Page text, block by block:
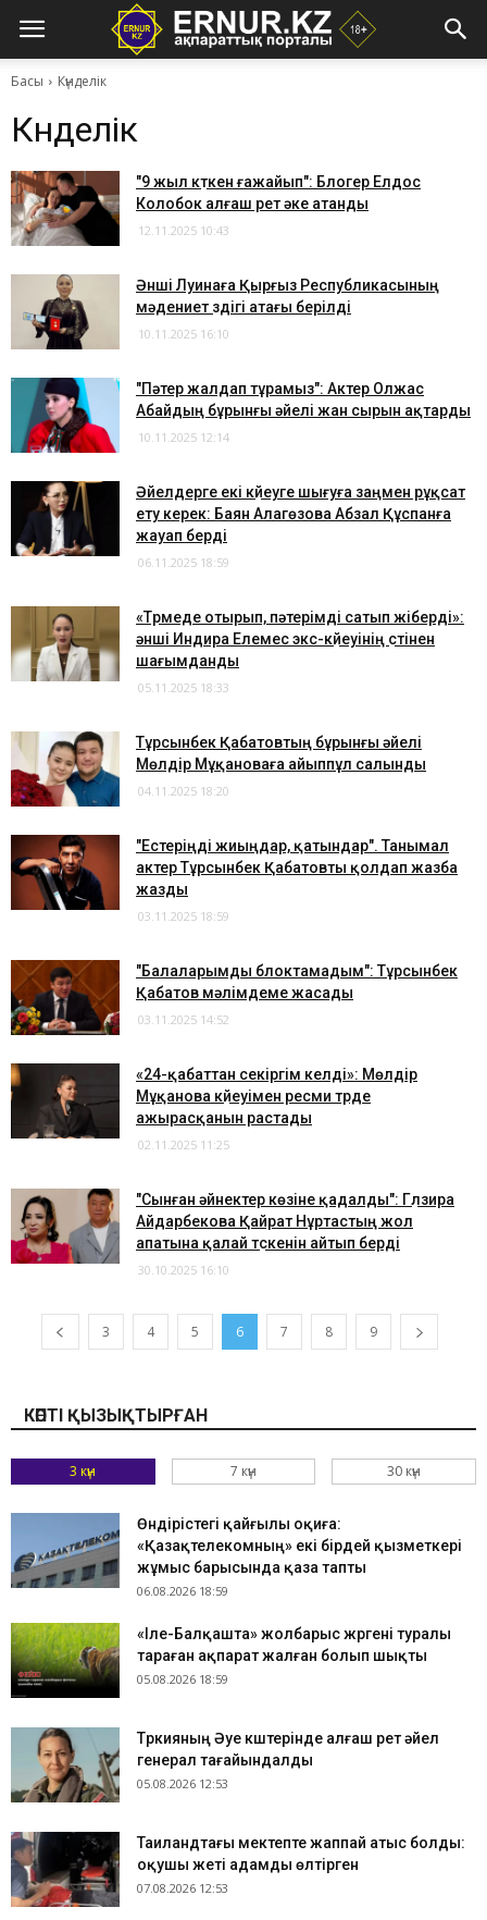
Басы Күнделік
Күнделік
"9 жыл күткен ғажайып": Блогер Елдос
Колобок алғаш рет әке атанды
12.11.2025 10:43
Әнші Луинаға Қырғыз Республикасының
мәдениет үздігі атағы берілді
10.11.2025 16:10
"Пәтер жалдап тұрамыз": Актер Олжас
Абайдың бұрынғы әйелі жан сырын ақтарды
10.11.2025 12:14
Әйелдерге екі күйеуге шығуға заңмен рұқсат
ету керек: Баян Алагөзова Абзал Құспанға
жауап берді
06.11.2025 18:59
«Түрмеде отырып, пәтерімді сатып жіберді»:
әнші Индира Елемес экс-күйеуінің үстінен
шағымданды
05.11.2025 18:33
Тұрсынбек Қабатовтың бұрынғы әйелі
Мөлдір Мұқановаға айыппұл салынды
04.11.2025 18:20
"Естеріңді жиыңдар, қатындар". Танымал
актер Тұрсынбек Қабатовты қолдап жазба
жазды
03.11.2025 18:59
"Балаларымды блоктамадым": Тұрсынбек
Қабатов мәлімдеме жасады
03.11.2025 14:52
«24-қабаттан секіргім келді»: Мөлдір
Мұқанова күйеуімен ресми түрде
ажырасқанын растады
02.11.2025 11:25
"Сынған әйнектер көзіне қадалды": Гүлзира
Айдарбекова Қайрат Нұртастың жол
апатына қалай түскенін айтып берді
30.10.2025 16:10
3 4 5 6 7 8 9
КӨПТІ ҚЫЗЫҚТЫРҒАН
3 күн 7 күн 30 күн
Өндірістегі қайғылы оқиға:
«Қазақтелекомның» екі бірдей қызметкері
жұмыс барысында қаза тапты
06.08.2026 18:59
«Іле-Балқашта» жолбарыс жүргені туралы
тараған ақпарат жалған болып шықты
05.08.2026 18:59
Түркияның Әуе күштерінде алғаш рет әйел
генерал тағайындалды
05.08.2026 12:53
Таиландтағы мектепте жаппай атыс болды:
оқушы жеті адамды өлтірген
07.08.2026 12:53